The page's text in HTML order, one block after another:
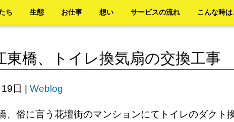
ち 生態 お仕事 想い サービスの流れ こんな時
東橋、トイレ換気扇の交換工事
日 Weblog
、俗に言う花壇街のマンションにてトイレのダクト